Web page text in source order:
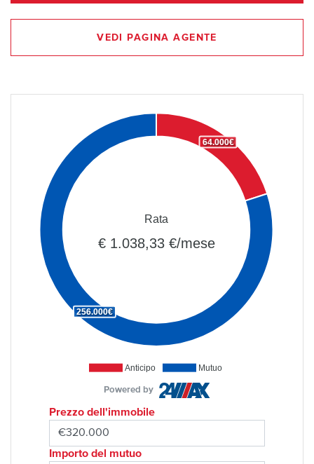
VEDI PAGINA AGENTE
Anticipo Mutuo
64.000€
256.000€
Rata
€ 1.038,33 €/mese
Powered by
Prezzo dell'immobile
Importo del mutuo